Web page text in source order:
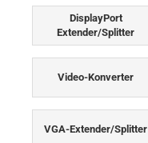
DisplayPort
Extender/Splitter
Video-Konverter
VGA-Extender/Splitter